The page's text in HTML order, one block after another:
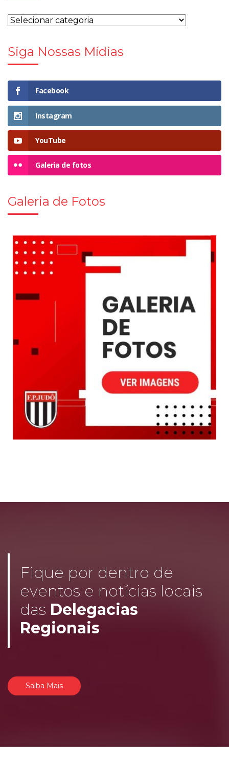
Siga Nossas Mídias
Facebook
Instagram
YouTube
Galeria de fotos
Galeria de Fotos
Fique por dentro de
eventos e notícias locais
das Delegacias
Regionais
Saiba Mais